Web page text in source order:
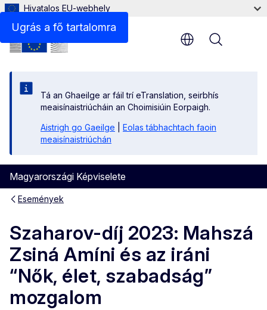
Ugrás a fő tartalomra
Hivatalos EU-webhely
Tá an Ghaeilge ar fáil trí eTranslation, seirbhís
meaisínaistriúcháin an Choimisiúin Eorpaigh.
Aistrigh go Gaeilge
Eolas tábhachtach faoin
meaisínaistriúchán
Magyarországi Képviselete
Menu
Események
Szaharov-díj 2023: Mahszá
Zsiná Amíni és az iráni
“Nők, élet, szabadság”
mozgalom